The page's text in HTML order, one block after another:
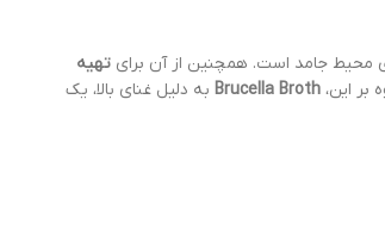
محیط جامد است. همچنین از آن برای تهیه
بر این، Brucella Broth به دلیل غنای بالا، یک